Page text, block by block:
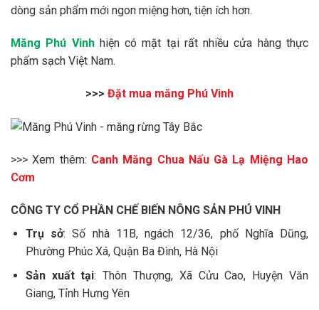
dòng sản phẩm mới ngon miệng hơn, tiện ích hơn.
Măng Phú Vinh hiện có mặt tại rất nhiều cửa hàng thực
phẩm sạch Việt Nam.
>>> Đặt mua măng Phú Vinh
>>> Xem thêm: Canh Măng Chua Nấu Gà Lạ Miệng Hao
Cơm
CÔNG TY CỔ PHẦN CHẾ BIẾN NÔNG SẢN PHÚ VINH
Trụ sở: Số nhà 11B, ngách 12/36, phố Nghĩa Dũng,
Phường Phúc Xá, Quận Ba Đình, Hà Nội
Sản xuất tại: Thôn Thượng, Xã Cửu Cao, Huyện Văn
Giang, Tỉnh Hưng Yên